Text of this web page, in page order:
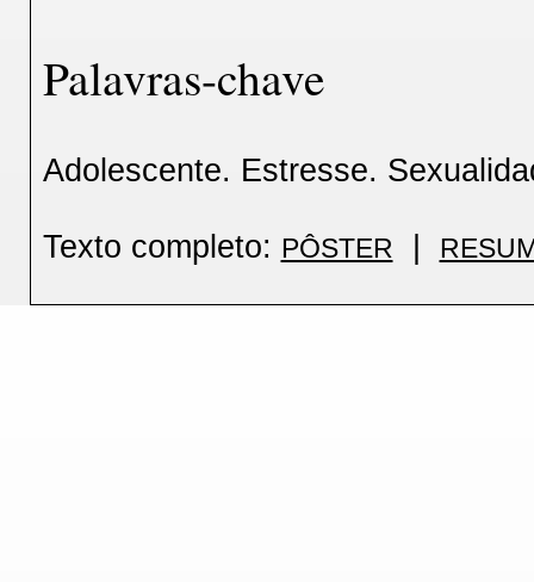
Palavras-chave
Adolescente. Estresse.
Texto completo: PÔSTER |